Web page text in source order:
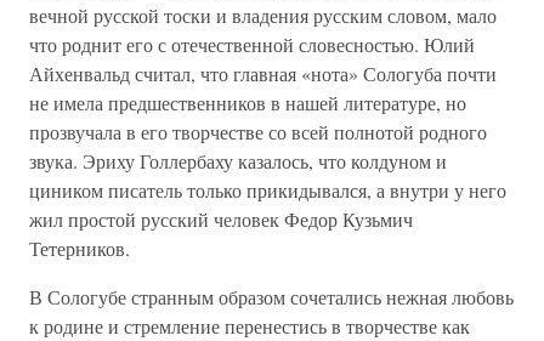
вечной русской тоски и владения русским словом, мало
что роднит его с отечественной словесностью. Юлий
Айхенвальд считал, что главная «нота» Сологуба почти
не имела предшественников в нашей литературе, но
прозвучала в его творчестве со всей полнотой родного
звука. Эриху Голлербаху казалось, что колдуном и
циником писатель только прикидывался, а внутри у него
жил простой русский человек Федор Кузьмич
Тетерников.
В Сологубе странным образом сочетались нежная любовь
к родине и стремление перенестись в творчестве как